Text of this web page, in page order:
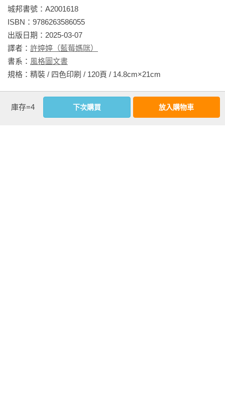
城邦書號：A2001618
ISBN：9786263586055
出版日期：2025-03-07
譯者： 許婷婷（藍莓媽咪）
書系： 風格圖文書
規格：精裝 / 四色印刷 / 120頁 / 14.8cm×21cm
相關書籍
庫存=4 下次購買 放入購物車